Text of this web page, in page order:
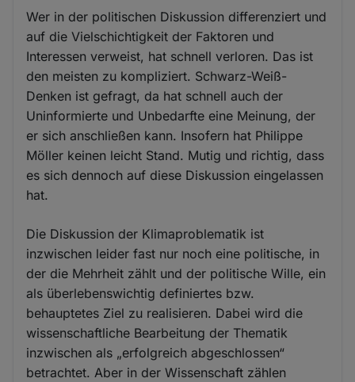
Wer in der politischen Diskussion differenziert und
auf die Vielschichtigkeit der Faktoren und
Interessen verweist, hat schnell verloren. Das ist
den meisten zu kompliziert. Schwarz-Weiß-
Denken ist gefragt, da hat schnell auch der
Uninformierte und Unbedarfte eine Meinung, der
er sich anschließen kann. Insofern hat Philippe
Möller keinen leicht Stand. Mutig und richtig, dass
es sich dennoch auf diese Diskussion eingelassen
hat.
Die Diskussion der Klimaproblematik ist
inzwischen leider fast nur noch eine politische, in
der die Mehrheit zählt und der politische Wille, ein
als überlebenswichtig definiertes bzw.
behauptetes Ziel zu realisieren. Dabei wird die
wissenschaftliche Bearbeitung der Thematik
inzwischen als „erfolgreich abgeschlossen“
betrachtet. Aber in der Wissenschaft zählen